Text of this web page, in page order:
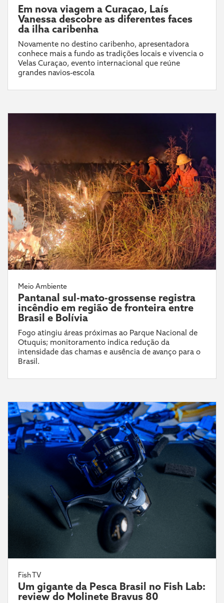
Em nova viagem a Curaçao, Laís
Vanessa descobre as diferentes faces
da ilha caribenha
Novamente no destino caribenho, apresentadora
conhece mais a fundo as tradições locais e vivencia o
Velas Curaçao, evento internacional que reúne
grandes navios-escola
Meio Ambiente
Pantanal sul-mato-grossense registra
incêndio em região de fronteira entre
Brasil e Bolívia
Fogo atingiu áreas próximas ao Parque Nacional de
Otuquis; monitoramento indica redução da
intensidade das chamas e ausência de avanço para o
Brasil.
Fish TV
Um gigante da Pesca Brasil no Fish Lab:
review do Molinete Bravus 80